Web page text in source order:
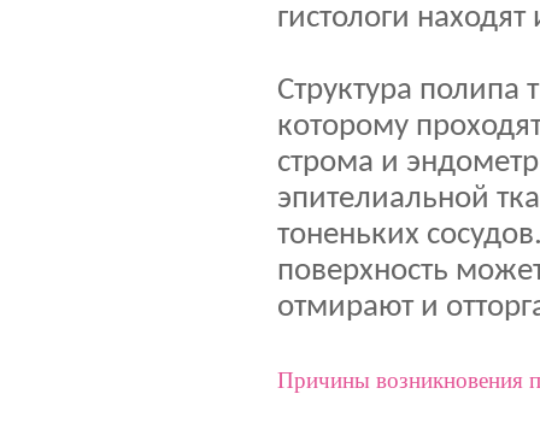
гистологи
Структура полипа
которому
строма и
эпителиальной
тоненьких
поверхность
отмирают и
Причины возникновения